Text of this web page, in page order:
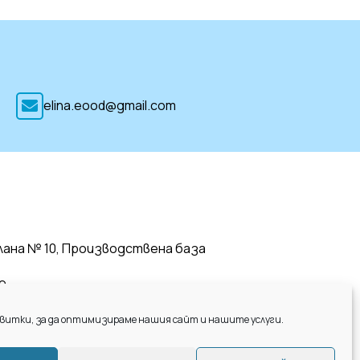
за да оптимизираме нашия сайт и нашите услуги.
elina.eood@gmail.com
№ 10, Производствена база